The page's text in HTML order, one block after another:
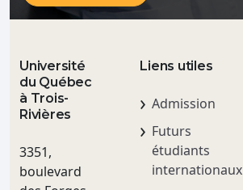
Université
du Québec
à Trois-
Rivières
3351,
boulevard
Liens utiles
Admission
Futurs
étudiants
internationaux